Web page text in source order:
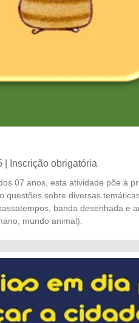
| Inscrição obrigatória
07 anos, esta atividade põe à
questões sobre diversas
banda desenhada e
mundo animal).